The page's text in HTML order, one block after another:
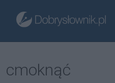
cmoknąć